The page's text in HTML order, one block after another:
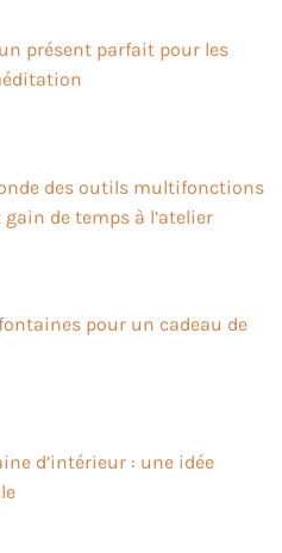
présent parfait pour les
des outils multifonctions
gain de temps à l’atelier
pour un cadeau de
d’intérieur : une idée